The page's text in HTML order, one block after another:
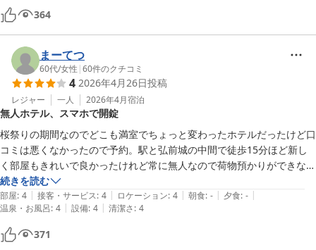
ある上に、共同スペースにしっかりとしたキッチンやコインランドリー
2台あります。
コインランドリーは指示書きが無いですが一応洗剤は持って行ったほう
がいいかもしれません。(床に洗剤ボトルがありましたが、見たタイミ
ングによってあったり無かったりしたので備品じゃ無い可能性がありま
す。)
利用方法的にも海外の方も使いやすい様で何組かいらっしゃいました。
364
まーてつ
60代/女性 |60件のクチコミ
4 2026年4月26日投稿
レジャー 一人 2026年4月宿泊
無人ホテル、スマホで開錠
桜祭りの期間なのでどこも満室でちょっと変わったホテルだったけど口
コミは悪くなかったので予約。駅と弘前城の中間で徒歩15分ほど新し
く部屋もきれいで良かったけれど常に無人なので荷物預かりができない
のと入口と部屋の開錠はスマホでQRコードか予約番号の入力？なので
気をつけた方が良い。シーズンオフで料金が安ければまた利用したい。
続きを読む
部屋: 4 | 接客・サービス: 4 | ロケーション: 4 | 朝食: - | 夕食: - |
温泉・お風呂: 4 | 設備: 4 | 清潔さ: 4
371